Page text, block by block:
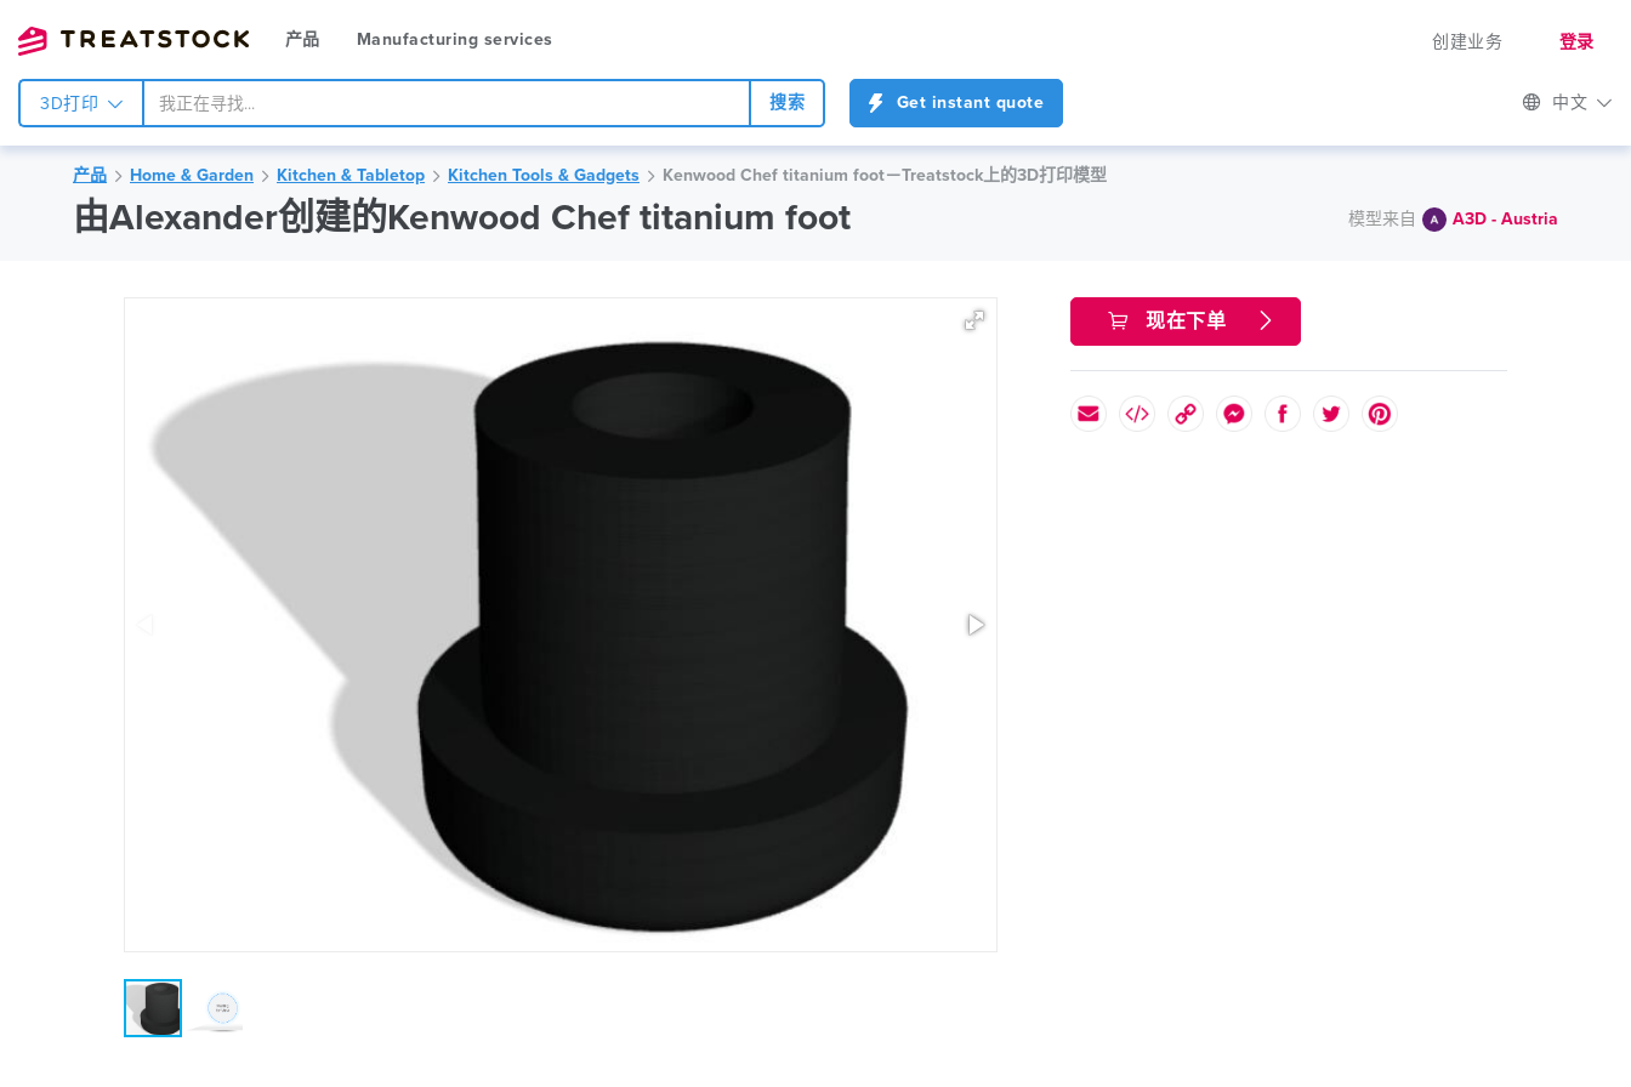
产品 Manufacturing services 创建业务 登录
3D打印 搜索 Get instant quote 中文
产品 Home & Garden Kitchen & Tabletop Kitchen Tools & Gadgets Kenwood Chef titanium foot－Treatstock上的3D打印模型
由Alexander创建的Kenwood Chef titanium foot 模型来自 A3D - Austria
现在下单